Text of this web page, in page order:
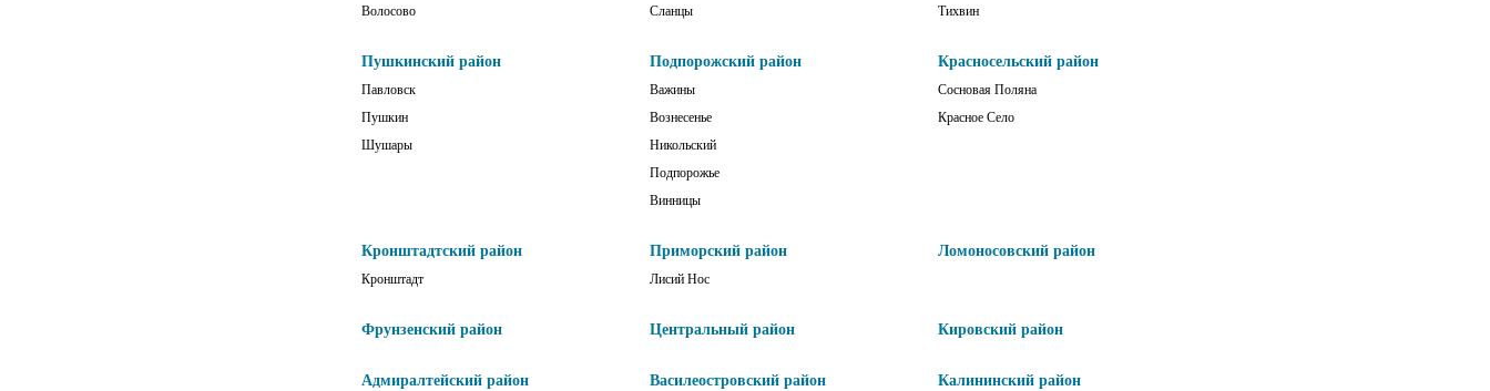
Волосово Сланцы Тихвин
Пушкинский район
Павловск
Пушкин
Шушары
Подпорожский район
Важины
Вознесенье
Никольский
Подпорожье
Винницы
Красносельский район
Сосновая Поляна
Красное Село
Кронштадтский район
Кронштадт
Приморский район
Лисий Нос
Ломоносовский район
Фрунзенский район Центральный район Кировский район
Адмиралтейский район Василеостровский район Калининский район